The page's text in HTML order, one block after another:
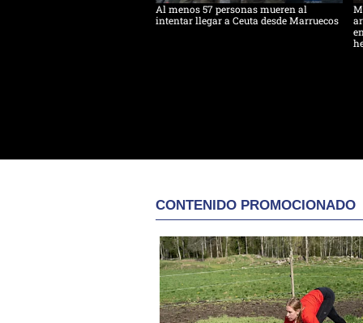
Al menos 57 personas mueren al
intentar llegar a Ceuta desde Marruecos
CONTENIDO PROMOCIONADO